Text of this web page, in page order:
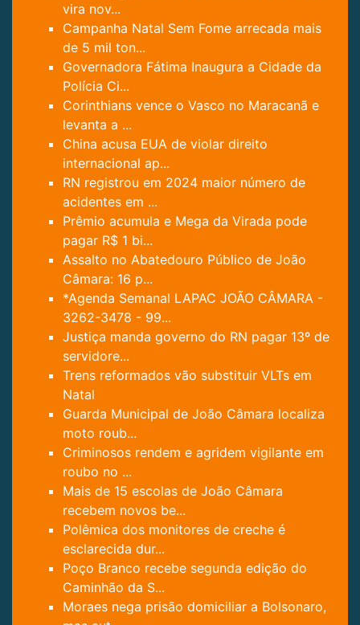
vira nov...
Campanha Natal Sem Fome arrecada mais
de 5 mil ton...
Governadora Fátima Inaugura a Cidade da
Polícia Ci...
Corinthians vence o Vasco no Maracanã e
levanta a ...
China acusa EUA de violar direito
internacional ap...
RN registrou em 2024 maior número de
acidentes em ...
Prêmio acumula e Mega da Virada pode
pagar R$ 1 bi...
Assalto no Abatedouro Público de João
Câmara: 16 p...
*Agenda Semanal LAPAC JOÃO CÂMARA -
3262-3478 - 99...
Justiça manda governo do RN pagar 13º de
servidore...
Trens reformados vão substituir VLTs em
Natal
Guarda Municipal de João Câmara localiza
moto roub...
Criminosos rendem e agridem vigilante em
roubo no ...
Mais de 15 escolas de João Câmara
recebem novos be...
Polêmica dos monitores de creche é
esclarecida dur...
Poço Branco recebe segunda edição do
Caminhão da S...
Moraes nega prisão domiciliar a Bolsonaro,